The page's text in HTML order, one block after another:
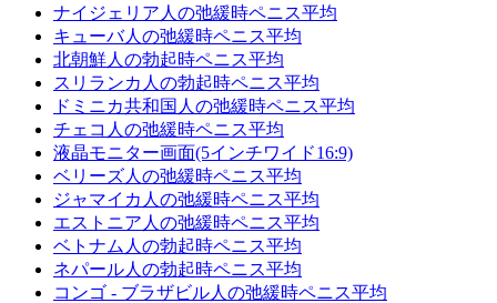
ナイジェリア人の弛緩時ペニス平均
キューバ人の弛緩時ペニス平均
北朝鮮人の勃起時ペニス平均
スリランカ人の勃起時ペニス平均
ドミニカ共和国人の弛緩時ペニス平均
チェコ人の弛緩時ペニス平均
液晶モニター画面(5インチワイド16:9)
ベリーズ人の弛緩時ペニス平均
ジャマイカ人の弛緩時ペニス平均
エストニア人の弛緩時ペニス平均
ベトナム人の勃起時ペニス平均
ネパール人の勃起時ペニス平均
コンゴ - ブラザビル人の弛緩時ペニス平均